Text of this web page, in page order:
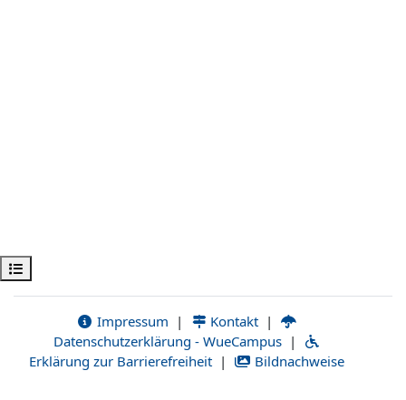
Apri indice del corso
Impressum | Kontakt |
Datenschutzerklärung - WueCampus |
Erklärung zur Barrierefreiheit | Bildnachweise